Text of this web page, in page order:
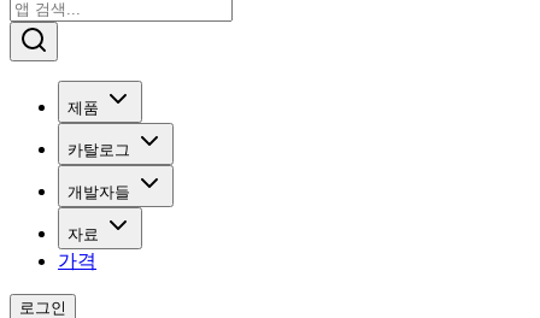
제품
카탈로그
개발자들
자료
가격
로그인